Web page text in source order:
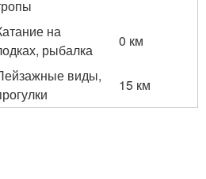
на
рыбалка
0 км
виды,
15 км